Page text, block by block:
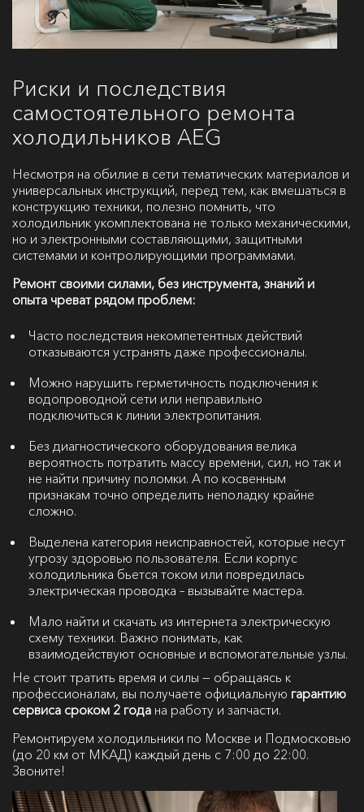
Риски и последствия
самостоятельного ремонта
холодильников AEG
Несмотря на обилие в сети тематических материалов и
универсальных инструкций, перед тем, как вмешаться в
конструкцию техники, полезно помнить, что
холодильник укомплектована не только механическими,
но и электронными составляющими, защитными
системами и контролирующими программами.
Ремонт своими силами, без инструмента, знаний и
опыта чреват рядом проблем:
Часто последствия некомпетентных действий
отказываются устранять даже профессионалы.
Можно нарушить герметичность подключения к
водопроводной сети или неправильно
подключиться к линии электропитания.
Без диагностического оборудования велика
вероятность потратить массу времени, сил, но так и
не найти причину поломки. А по косвенным
признакам точно определить неполадку крайне
сложно.
Выделена категория неисправностей, которые несут
угрозу здоровью пользователя. Если корпус
холодильника бьется током или повредилась
электрическая проводка – вызывайте мастера.
Мало найти и скачать из интернета электрическую
схему техники. Важно понимать, как
взаимодействуют основные и вспомогательные узлы.
Не стоит тратить время и силы — обращаясь к
профессионалам, вы получаете официальную гарантию
сервиса сроком 2 года на работу и запчасти.
Ремонтируем холодильники по Москве и Подмосковью
(до 20 км от МКАД) каждый день с 7:00 до 22:00.
Звоните!